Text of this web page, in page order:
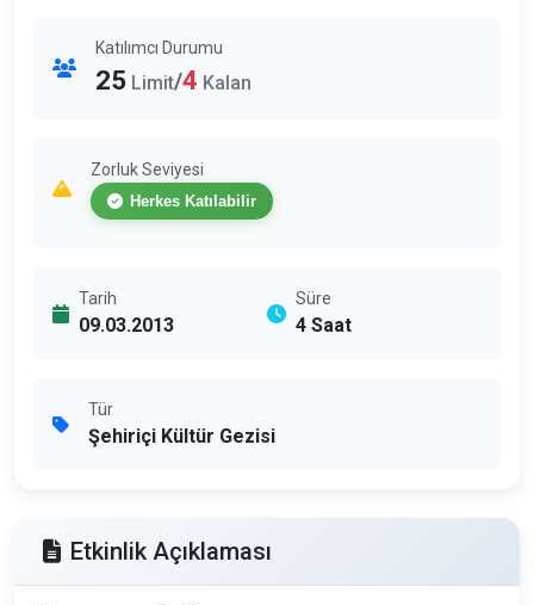
Katılımcı Durumu
25 Limit/4 Kalan
Zorluk Seviyesi
Herkes Katılabilir
Tarih
09.03.2013
Süre
4 Saat
Tür
Şehiriçi Kültür Gezisi
Etkinlik Açıklaması